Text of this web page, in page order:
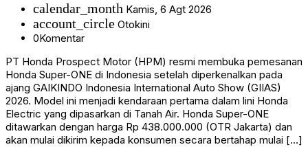
calendar_month Kamis, 6 Agt 2026
account_circle Otokini
0Komentar
PT Honda Prospect Motor (HPM) resmi membuka pemesanan
Honda Super-ONE di Indonesia setelah diperkenalkan pada
ajang GAIKINDO Indonesia International Auto Show (GIIAS)
2026. Model ini menjadi kendaraan pertama dalam lini Honda
Electric yang dipasarkan di Tanah Air. Honda Super-ONE
ditawarkan dengan harga Rp 438.000.000 (OTR Jakarta) dan
akan mulai dikirim kepada konsumen secara bertahap mulai […]